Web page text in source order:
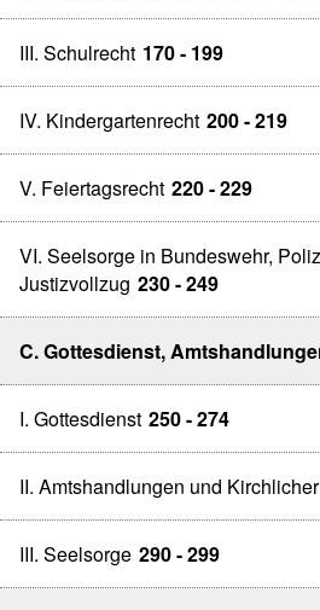
III. Schulrecht 170 - 199
IV. Kindergartenrecht 200 - 219
V. Feiertagsrecht 220 - 229
VI. Seelsorge in Bundeswehr,
Justizvollzug 230 - 249
C. Gottesdienst,
I. Gottesdienst 250 - 274
II. Amtshandlungen und
III. Seelsorge 290 - 299